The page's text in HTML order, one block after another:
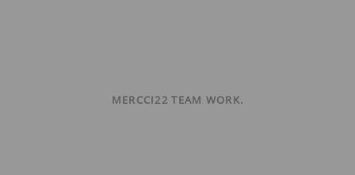
MERCCI22 TEAM WORK.